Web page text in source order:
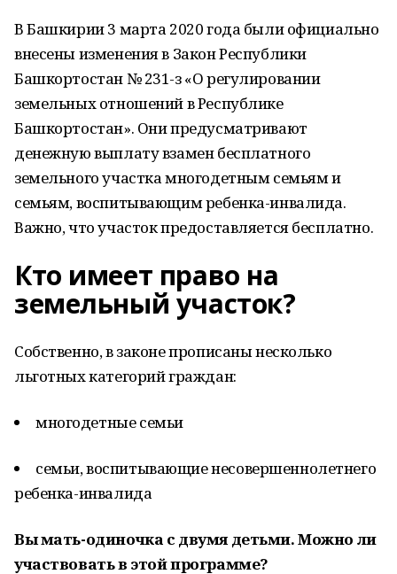
В Башкирии 3 марта 2020 года были официально
внесены изменения в Закон Республики
Башкортостан № 231-з «О регулировании
земельных отношений в Республике
Башкортостан». Они предусматривают
денежную выплату взамен бесплатного
земельного участка многодетным семьям и
семьям, воспитывающим ребенка-инвалида.
Важно, что участок предоставляется бесплатно.
Кто имеет право на
земельный участок?
Собственно, в законе прописаны несколько
льготных категорий граждан:
многодетные семьи
семьи, воспитывающие несовершеннолетнего
ребенка-инвалида
Вы мать-одиночка с двумя детьми. Можно ли
участвовать в этой программе?